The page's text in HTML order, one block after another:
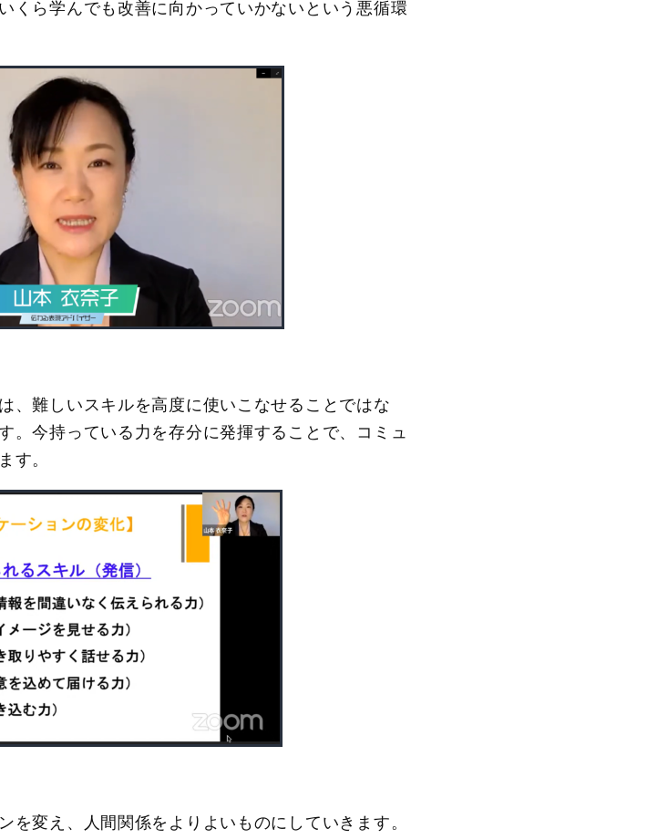
くら学んでも改善に向かっていかないという悪循環
、難しいスキルを高度に使いこなせることではな
。今持っている力を存分に発揮することで、コミュ
す。
を変え、人間関係をよりよいものにしていきます。